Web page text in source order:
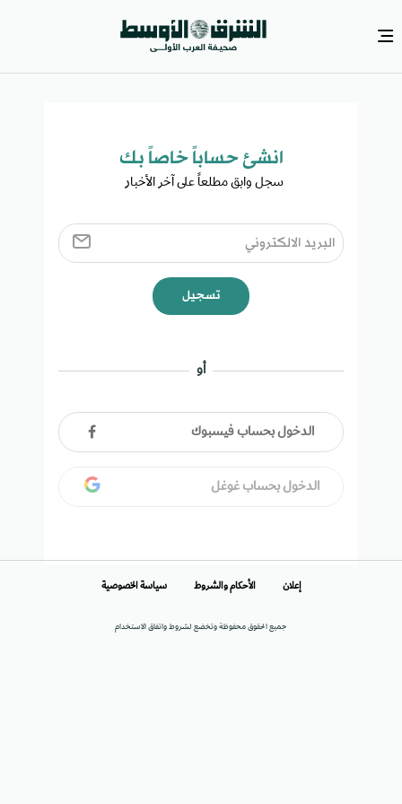
انشئ حساباً خاصاً بك​
سجل وابق مطلعاً على آخر الأخبار ​
تسجيل
أو
الدخول بحساب فيسبوك
الدخول بحساب غوغل
جميع الحقوق محفوظة وتخضع لشروط واتفاق الاستخدام
إعلان الأحكام والشروط سياسة الخصوصية